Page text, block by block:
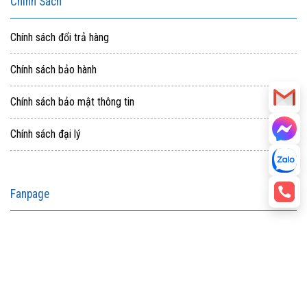
Website:
https://nstech.vn/
Email: ducnh@nstech.vn
Chính sách đổi trả hàng
Chính sách bảo hành
Chính sách bảo mật thông tin
Chính sách đại lý
Fanpage